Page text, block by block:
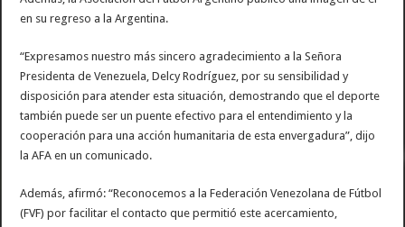
en su regreso a la Argentina.
“Expresamos nuestro más sincero agradecimiento a la Señora
Presidenta de Venezuela, Delcy Rodríguez, por su sensibilidad y
disposición para atender esta situación, demostrando que el deporte
también puede ser un puente efectivo para el entendimiento y la
cooperación para una acción humanitaria de esta envergadura”, dijo
la AFA en un comunicado.
Además, afirmó: “Reconocemos a la Federación Venezolana de Fútbol
(FVF) por facilitar el contacto que permitió este acercamiento,